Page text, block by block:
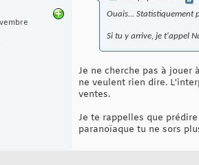
Ouais... Statistiquement
Si tu y arrive, je t'appel
Je ne cherche pas à jouer
ne veulent rien dire.
ventes.
Je te rappelles que
paranoïaque tu ne sors